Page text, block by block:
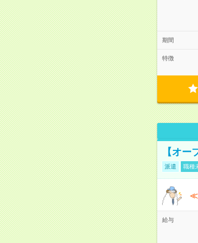
期間
特徴
【オ
派遣 職種
≪
給与